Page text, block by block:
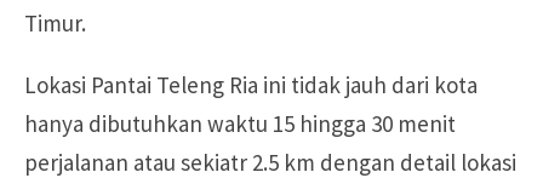
Timur.
Lokasi Pantai Teleng Ria ini tidak jauh dari kota
hanya dibutuhkan waktu 15 hingga 30 menit
perjalanan atau sekiatr 2.5 km dengan detail lokasi